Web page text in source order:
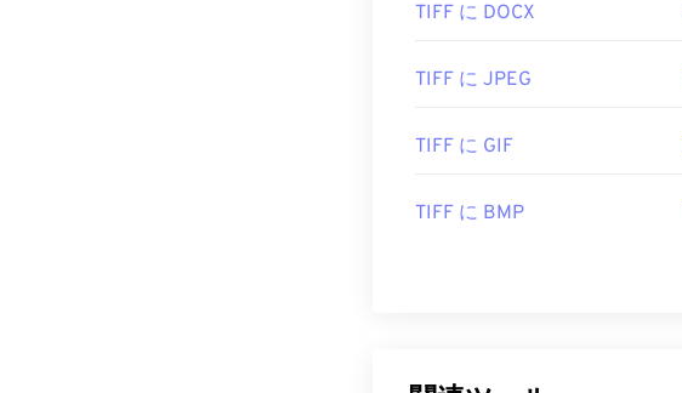
TIFF に DOCX
TIFF に JPEG
TIFF に GIF
TIFF に BMP